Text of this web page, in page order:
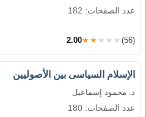
عدد الصفحات: 182
2.00★★★★★ (56)
الإسلام السياسى بين الأصوليين
د. محمود إسماعيل
عدد الصفحات: 180